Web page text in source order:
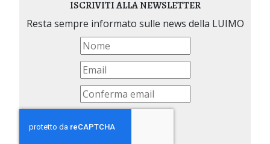
ISCRIVITI ALLA NEWSLETTER
Resta sempre informato sulle news della LUIMO